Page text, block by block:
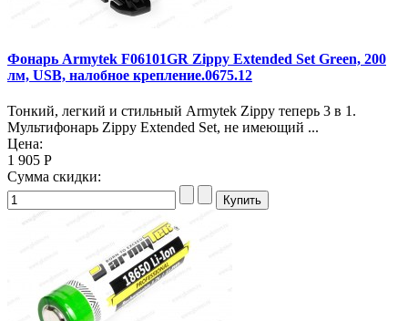
Фонарь Armytek F06101GR Zippy Extended Set Green, 200
лм, USB, налобное крепление.0675.12
Тонкий, легкий и стильный Armytek Zippy теперь 3 в 1.
Мультифонарь Zippy Extended Set, не имеющий ...
Цена:
1 905 Р
Сумма скидки: